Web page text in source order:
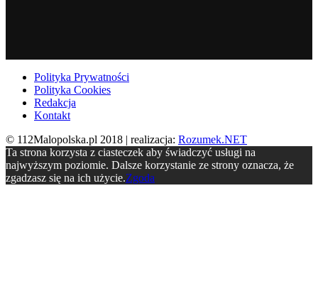
Polityka Prywatności
Polityka Cookies
Redakcja
Kontakt
© 112Malopolska.pl 2018 | realizacja: Rozumek.NET
Ta strona korzysta z ciasteczek aby świadczyć usługi na
najwyższym poziomie. Dalsze korzystanie ze strony oznacza, że
zgadzasz się na ich użycie.Zgoda